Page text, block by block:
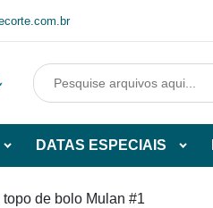
de
DATAS ESPECIAIS
de bolo Mulan #1